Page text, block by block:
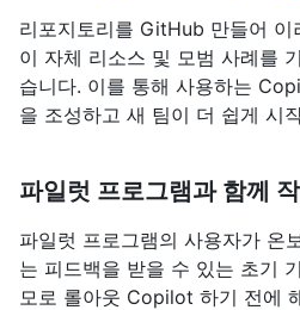
리포지토리를 GitHub 만들어 이
이 자체 리소스 및 모범 사례를
습니다. 이를 통해 사용하는
을 조성하고 새 팀이 더 쉽게 시
파일럿 프로그램과 함께
파일럿 프로그램의 사용자가 온
는 피드백을 받을 수 있는 초기
모로 롤아웃 Copilot 하기 전에